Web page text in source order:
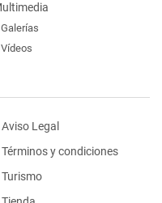
Galerías
Vídeos
Aviso Legal
Términos y condiciones
Turismo